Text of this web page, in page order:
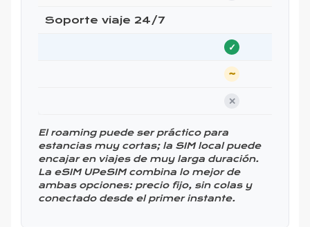
Soporte viaje 24/7
✓
~
✕
El roaming puede ser práctico para
estancias muy cortas; la SIM local puede
encajar en viajes de muy larga duración.
La eSIM UPeSIM combina lo mejor de
ambas opciones: precio fijo, sin colas y
conectado desde el primer instante.